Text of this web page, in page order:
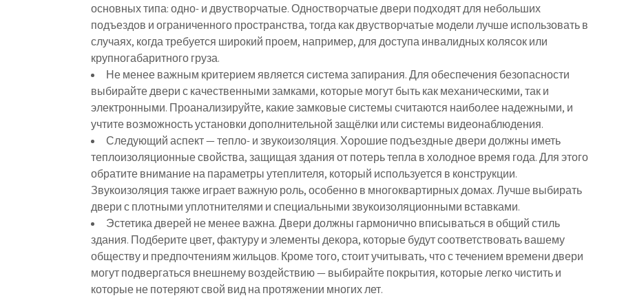
основных типа: одно- и двустворчатые. Одностворчатые двери подходят для небольших
подъездов и ограниченного пространства, тогда как двустворчатые модели лучше использовать в
случаях, когда требуется широкий проем, например, для доступа инвалидных колясок или
крупногабаритного груза.
Не менее важным критерием является система запирания. Для обеспечения безопасности
выбирайте двери с качественными замками, которые могут быть как механическими, так и
электронными. Проанализируйте, какие замковые системы считаются наиболее надежными, и
учтите возможность установки дополнительной защёлки или системы видеонаблюдения.
Следующий аспект — тепло- и звукоизоляция. Хорошие подъездные двери должны иметь
теплоизоляционные свойства, защищая здания от потерь тепла в холодное время года. Для этого
обратите внимание на параметры утеплителя, который используется в конструкции.
Звукоизоляция также играет важную роль, особенно в многоквартирных домах. Лучше выбирать
двери с плотными уплотнителями и специальными звукоизоляционными вставками.
Эстетика дверей не менее важна. Двери должны гармонично вписываться в общий стиль
здания. Подберите цвет, фактуру и элементы декора, которые будут соответствовать вашему
обществу и предпочтениям жильцов. Кроме того, стоит учитывать, что с течением времени двери
могут подвергаться внешнему воздействию — выбирайте покрытия, которые легко чистить и
которые не потеряют свой вид на протяжении многих лет.